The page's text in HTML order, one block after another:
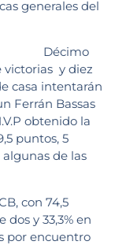
generales del
Décimo
victorias y diez
casa intentarán
Ferrán Bassas
obtenido la
puntos, 5
de las
con 74,5
y 33,3% en
por encuentro